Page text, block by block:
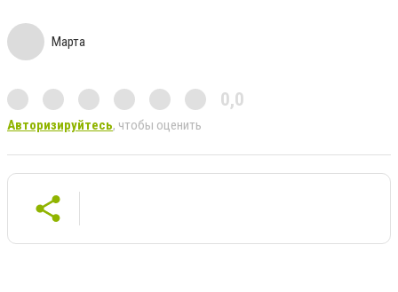
Марта
0,0
Авторизируйтесь, чтобы оценить